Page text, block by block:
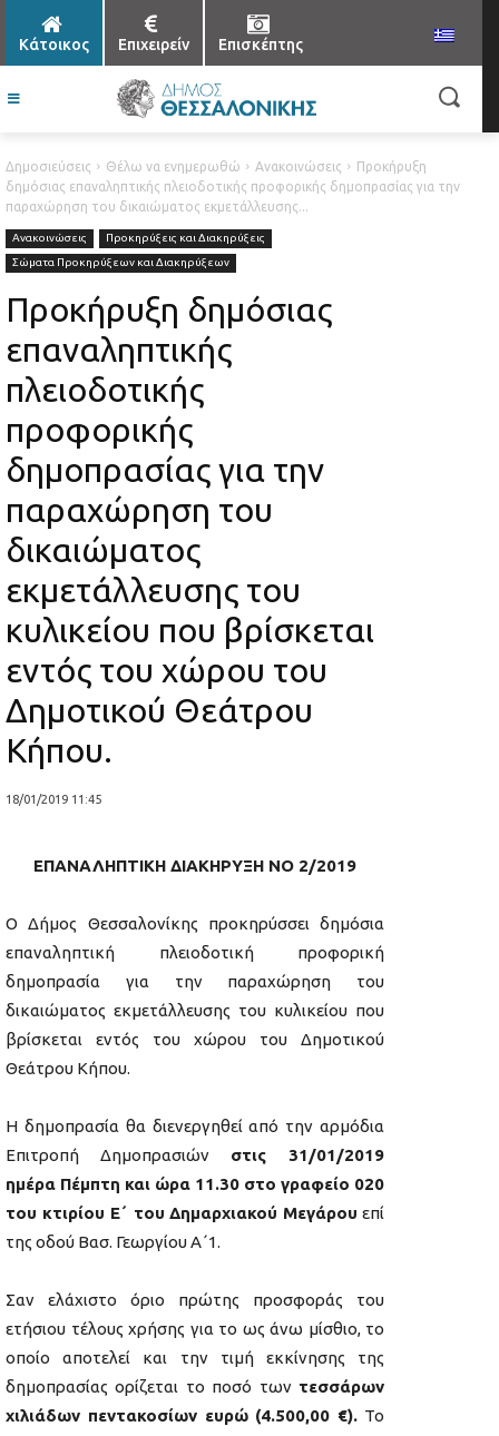
Κάτοικος Επιχειρείν Επισκέπτης
Δημοσιεύσεις Θέλω να ενημερωθώ Ανακοινώσεις
Προκήρυξη
δημόσιας επαναληπτικής πλειοδοτικής προφορικής δημοπρασίας για την
παραχώρηση του δικαιώματος εκμετάλλευσης...
Ανακοινώσεις
Προκηρύξεις και Διακηρύξεις
Σώματα Προκηρύξεων και Διακηρύξεων
Προκήρυξη δημόσιας
επαναληπτικής
πλειοδοτικής
προφορικής
δημοπρασίας για την
παραχώρηση του
δικαιώματος
εκμετάλλευσης του
κυλικείου που βρίσκεται
εντός του χώρου του
Δημοτικού Θεάτρου
Κήπου.
18/01/2019 11:45
ΕΠΑΝΑΛΗΠΤΙΚΗ ΔΙΑΚΗΡΥΞΗ ΝΟ 2/2019
Ο Δήμος Θεσσαλονίκης προκηρύσσει δημόσια
επαναληπτική πλειοδοτική προφορική
δημοπρασία για την παραχώρηση του
δικαιώματος εκμετάλλευσης του κυλικείου που
βρίσκεται εντός του χώρου του Δημοτικού
Θεάτρου Κήπου.
Η δημοπρασία θα διενεργηθεί από την αρμόδια
Επιτροπή Δημοπρασιών στις 31/01/2019
ημέρα Πέμπτη και ώρα 11.30 στο γραφείο 020
του κτιρίου Ε΄ του Δημαρχιακού Μεγάρου επί
της οδού Βασ. Γεωργίου Α΄1.
Σαν ελάχιστο όριο πρώτης προσφοράς του
ετήσιου τέλους χρήσης για το ως άνω μίσθιο, το
οποίο αποτελεί και την τιμή εκκίνησης της
δημοπρασίας ορίζεται το ποσό των τεσσάρων
χιλιάδων πεντακοσίων ευρώ (4.500,00 €). Το